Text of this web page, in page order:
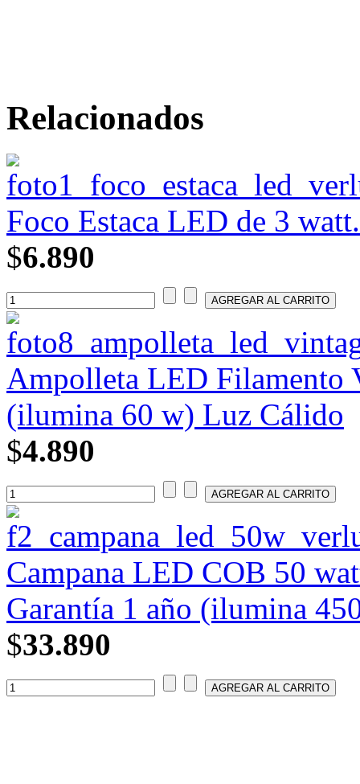
Relacionados
Foco Estaca LED de 3
$6.890
Ampolleta LED Filamento
(ilumina 60 w) Luz Cálido
$4.890
Campana LED COB 50
Garantía 1 año (ilumina
$33.890